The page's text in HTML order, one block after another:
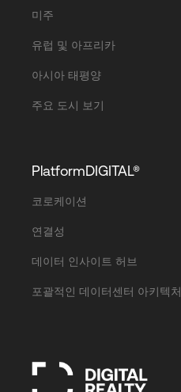
미주
유럽 및 아프리카
아시아 태평양
주요 도시 보기
PlatformDIGITAL®
코로케이션
연결성
데이터 인사이트 허브
포괄적인 데이터센터 아키텍처